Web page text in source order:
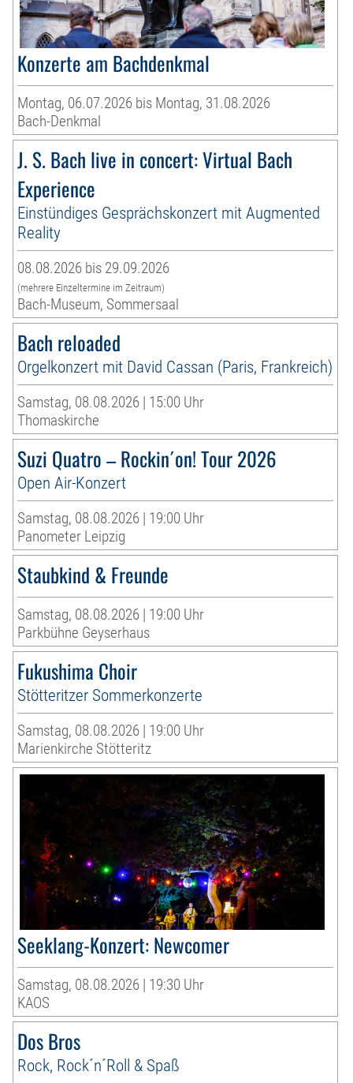
Konzerte am Bachdenkmal
Montag, 06.07.2026 bis Montag, 31.08.2026
Bach-Denkmal
J. S. Bach live in concert: Virtual Bach
Experience
Einstündiges Gesprächskonzert mit Augmented
Reality
08.08.2026 bis 29.09.2026
(mehrere Einzeltermine im Zeitraum)
Bach-Museum, Sommersaal
Bach reloaded
Orgelkonzert mit David Cassan (Paris, Frankreich)
Samstag, 08.08.2026 | 15:00 Uhr
Thomaskirche
Suzi Quatro – Rockin´on! Tour 2026
Open Air-Konzert
Samstag, 08.08.2026 | 19:00 Uhr
Panometer Leipzig
Staubkind & Freunde
Samstag, 08.08.2026 | 19:00 Uhr
Parkbühne Geyserhaus
Fukushima Choir
Stötteritzer Sommerkonzerte
Samstag, 08.08.2026 | 19:00 Uhr
Marienkirche Stötteritz
Seeklang-Konzert: Newcomer
Samstag, 08.08.2026 | 19:30 Uhr
KAOS
Dos Bros
Rock, Rock´n´Roll & Spaß